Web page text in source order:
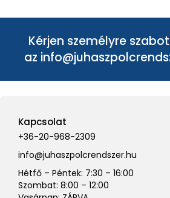
Kérjen személyre
az
Kapcsolat
+36-20-968-2309
info@juhaszpolcrendszer.hu
Hétfő – Péntek: 7:30 – 16:00
Szombat: 8:00 – 12:00